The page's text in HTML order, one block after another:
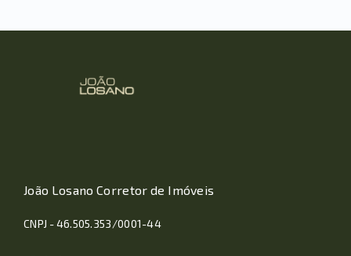
João Losano Corretor de Imóveis
CNPJ - 46.505.353/0001-44